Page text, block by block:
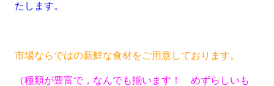
たします。
市場ならではの新鮮な食材をご用意しております。
（種類が豊富で，なんでも揃います！ めずらしいも